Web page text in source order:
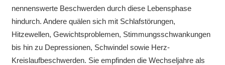
nennenswerte Beschwerden durch diese Lebensphase
hindurch. Andere quälen sich mit Schlafstörungen,
Hitzewellen, Gewichtsproblemen, Stimmungsschwankungen
bis hin zu Depressionen, Schwindel sowie Herz-
Kreislaufbeschwerden. Sie empfinden die Wechseljahre als